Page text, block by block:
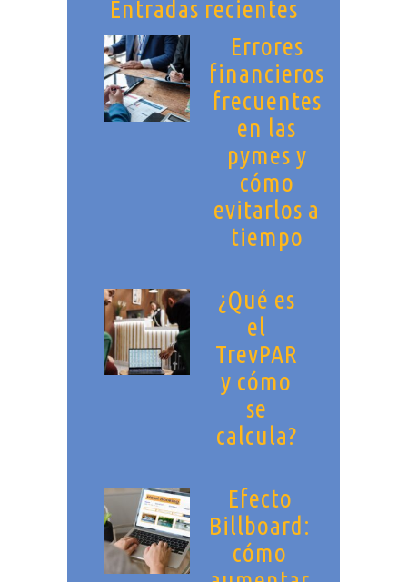
Entradas recientes
Errores
financieros
frecuentes
en las
pymes y
cómo
evitarlos a
tiempo
¿Qué es
el
TrevPAR
y cómo
se
calcula?
Efecto
Billboard:
cómo